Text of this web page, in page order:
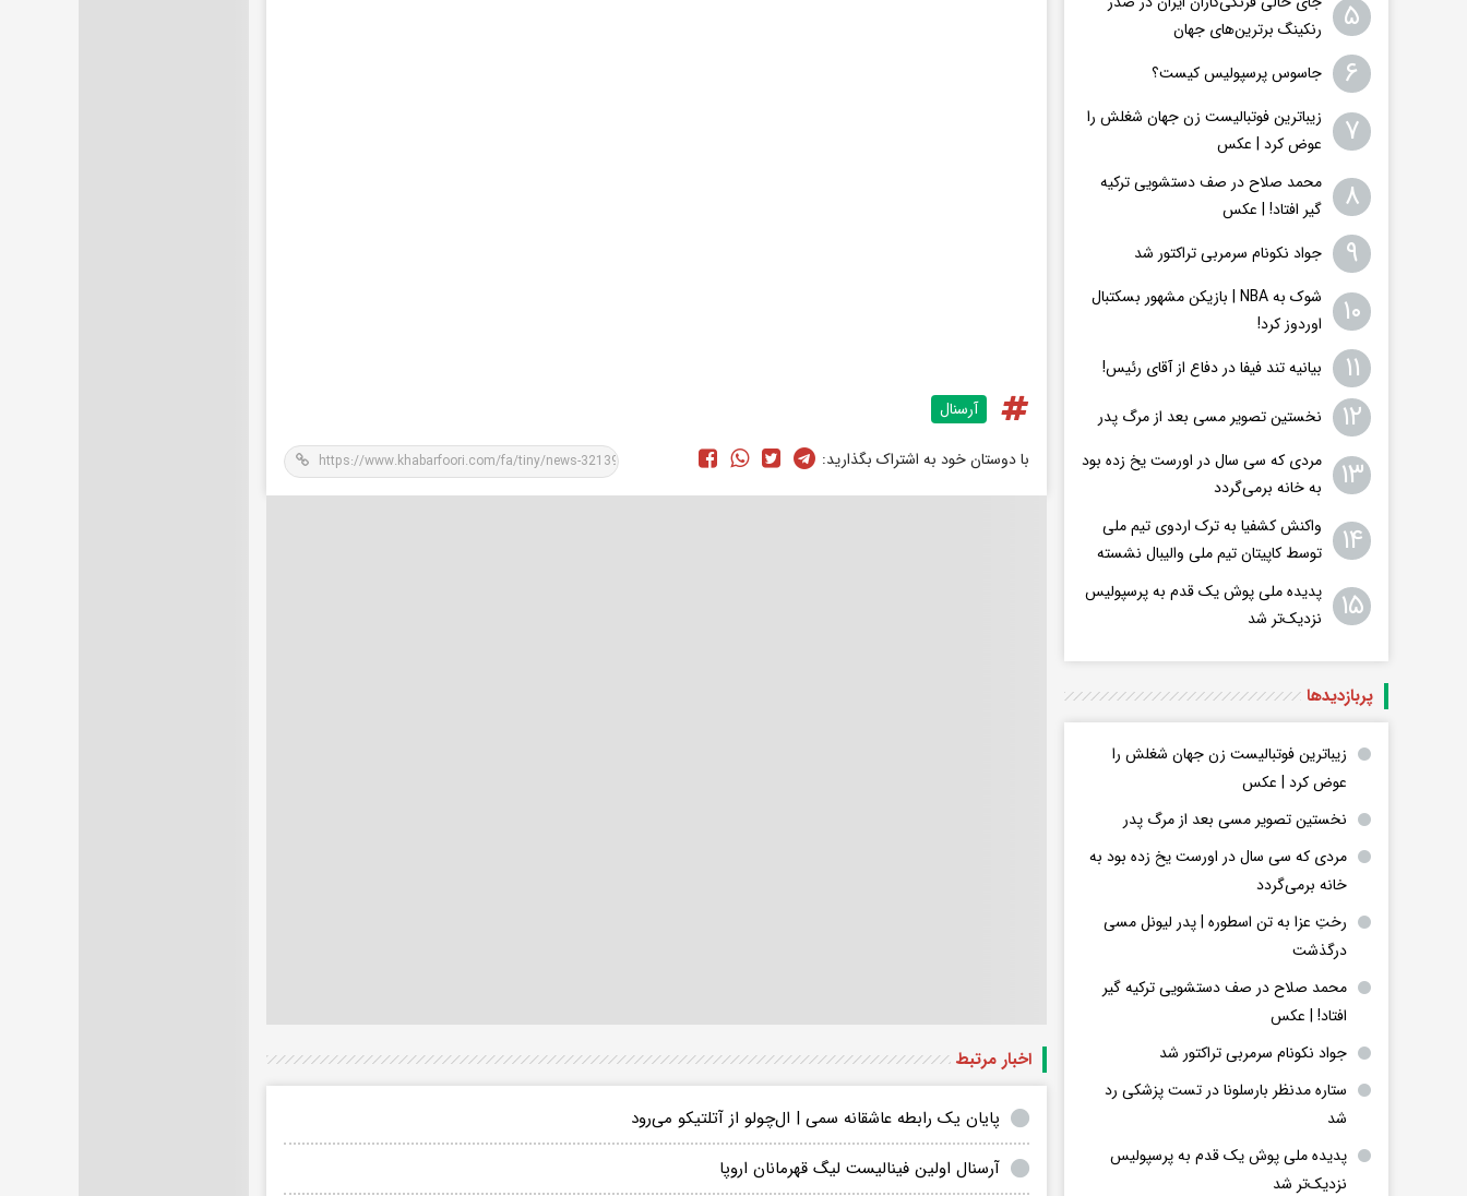
آرسنال
با دوستان خود به اشتراک بگذارید:
اخبار مرتبط
پایان یک رابطه عاشقانه سمی | ال‌چولو از آتلتیکو می‌رود
آرسنال اولین فینالیست لیگ قهرمانان اروپا
۵
رنکینگ برترین‌های جهان
۶ جاسوس پرسپولیس کیست؟
۷
زیباترین فوتبالیست زن جهان شغلش را
عوض کرد | عکس
۸
محمد صلاح در صف دستشویی ترکیه
گیر افتاد! | عکس
۹ جواد نکونام سرمربی تراکتور شد
۱۰
شوک به NBA | بازیکن مشهور بسکتبال
اوردوز کرد!
۱۱ بیانیه تند فیفا در دفاع از آقای رئیس!
۱۲ نخستین تصویر مسی بعد از مرگ پدر
۱۳
مردی که سی سال در اورست یخ زده بود
به خانه برمی‌گردد
۱۴
واکنش کشفیا به ترک اردوی تیم ملی
توسط کاپیتان تیم ملی والیبال نشسته
۱۵
پدیده ملی پوش یک قدم به پرسپولیس
نزدیک‌تر شد
پربازدید‌ها
زیباترین فوتبالیست زن جهان شغلش را
عوض کرد | عکس
نخستین تصویر مسی بعد از مرگ پدر
مردی که سی سال در اورست یخ زده بود به
خانه برمی‌گردد
رختِ عزا به تن اسطوره | پدر لیونل مسی
درگذشت
محمد صلاح در صف دستشویی ترکیه گیر
افتاد! | عکس
جواد نکونام سرمربی تراکتور شد
ستاره مدنظر بارسلونا در تست پزشکی رد
شد
پدیده ملی پوش یک قدم به پرسپولیس
نزدیک‌تر شد